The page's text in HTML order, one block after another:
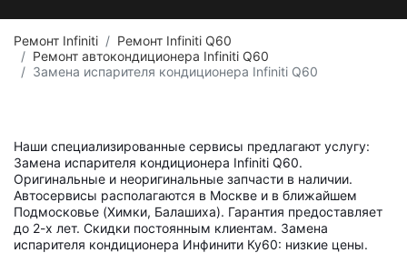
Ремонт Infiniti
Ремонт Infiniti Q60
Ремонт автокондиционера Infiniti Q60
Замена испарителя кондиционера Infiniti Q60
Наши специализированные сервисы предлагают услугу:
Замена испарителя кондиционера Infiniti Q60.
Оригинальные и неоригинальные запчасти в наличии.
Автосервисы располагаются в Москве и в ближайшем
Подмосковье (Химки, Балашиха). Гарантия предоставляет
до 2-х лет. Скидки постоянным клиентам. Замена
испарителя кондиционера Инфинити Ку60: низкие цены.